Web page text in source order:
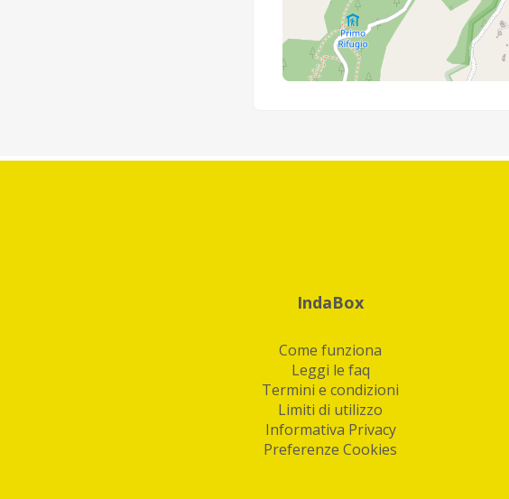
IndaBox
Come funziona
Leggi le faq
Termini e condizioni
Limiti di utilizzo
Informativa Privacy
Preferenze Cookies